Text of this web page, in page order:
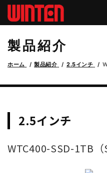
製品紹介
ホーム 製品紹介 2.5インチ
2.5インチ
WTC400-SSD-1TB（